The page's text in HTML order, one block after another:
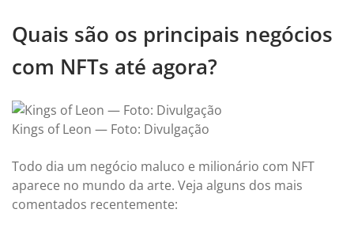
Quais são os principais negócios
com NFTs até agora?
Kings of Leon — Foto: Divulgação
Todo dia um negócio maluco e milionário com NFT
aparece no mundo da arte. Veja alguns dos mais
comentados recentemente: